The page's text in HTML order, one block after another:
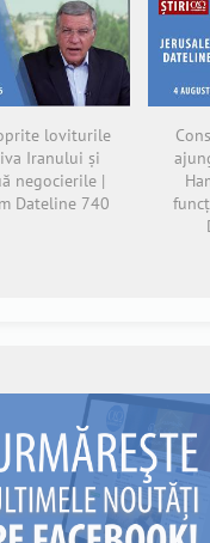
loviturile
Iranului și
negocierile |
Dateline 740